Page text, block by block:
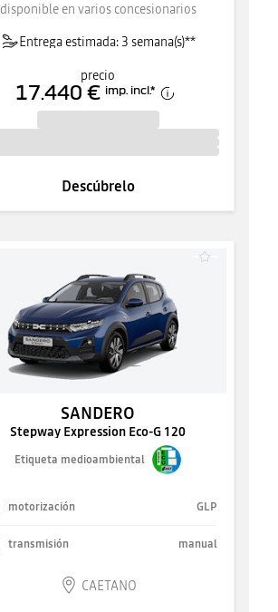
disponible en varios concesionarios
Entrega estimada: 3 semana(s)**
precio
17.440 € imp. incl.*
Descúbrelo
SANDERO
Stepway Expression Eco-G 120
Etiqueta medioambiental
motorización GLP
transmisión manual
CAETANO